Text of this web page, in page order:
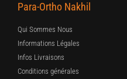
Para-Ortho Nakhil
Qui Sommes Nous
Informations Légales
Infos Livraisons
Conditions générales